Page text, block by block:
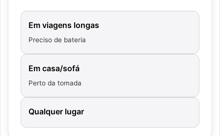
Em viagens longas
Preciso de bateria
Em casa/sofá
Perto da tomada
Qualquer lugar